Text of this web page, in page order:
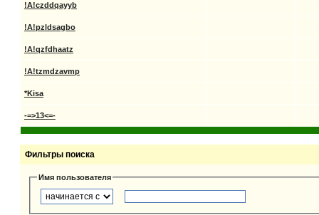
!A!czddqayyb
!A!pzldsagbo
!A!qzfdhaatz
!A!tzmdzavmp
*Kisa
-=>13<=-
Фильтры поиска
Имя пользователя